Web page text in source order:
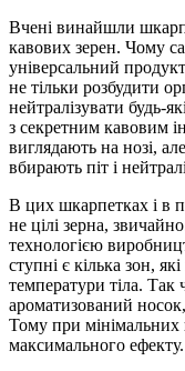
Вчені винайшли
кавових зерен. Чому
універсальний
не тільки розбудити
нейтралізувати будь-
з секретним кавовим
виглядають на нозі,
вбирають піт і
В цих шкарпетках і в
не цілі зерна,
технологією
ступні є кілька зон,
температури тіла. Так
ароматизований
Тому при мінімальних
максимального ефекту.